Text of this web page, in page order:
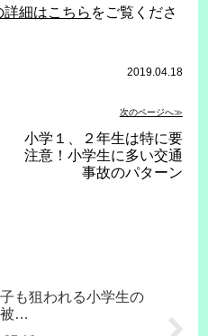
細はこちら をご覧くださ
2019.04.18
次のページへ≫
小学１、２年生は特に要
注意！小学生に多い交通
事故のパターン
も狙われる小学生の
被…